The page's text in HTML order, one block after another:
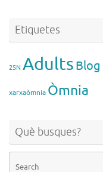
Etiquetes
25N AdultsBlog
xarxaòmnia Òmnia
Què busques?